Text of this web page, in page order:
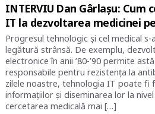
INTERVIU Dan Gârlașu:
IT la dezvoltarea medicinei
Progresul tehnologic și cel medical
legătură strânsă. De exemplu,
electronice în anii ’80-’90 permite
responsabile pentru rezistența la
zilele noastre, tehnologia IT poate fi
informațiilor și diseminarea lor la
cercetarea medicală mai […]